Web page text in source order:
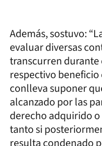
Además, sostuvo:
evaluar diversas
transcurren
respectivo
conlleva suponer
alcanzado por las
derecho adquirido
tanto si